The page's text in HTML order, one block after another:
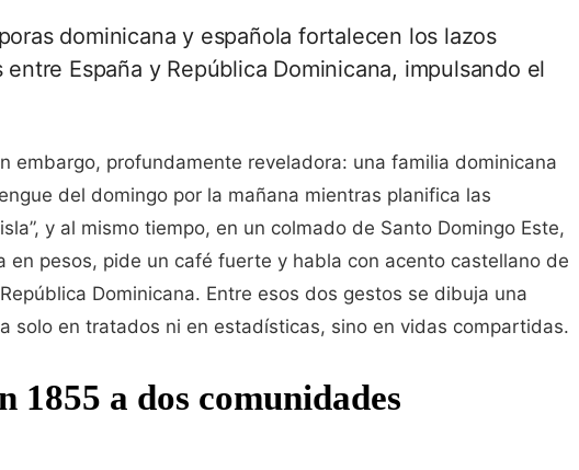
dominicana y española fortalecen los lazos
España y República Dominicana, impulsando el
embargo, profundamente reveladora: una familia dominicana
del domingo por la mañana mientras planifica las
y al mismo tiempo, en un colmado de Santo Domingo Este,
en pesos, pide un café fuerte y habla con acento castellano de
Dominicana. Entre esos dos gestos se dibuja una
solo en tratados ni en estadísticas, sino en vidas compartidas.
1855 a dos comunidades